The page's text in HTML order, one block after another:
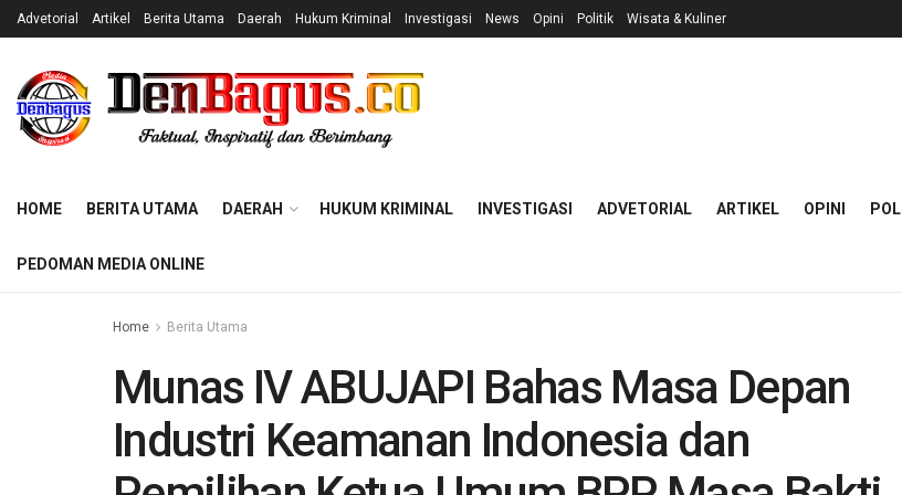
Advetorial Artikel Berita Utama Daerah Hukum Kriminal Investigasi News Opini Politik Wisata & Kuliner
HOME BERITA UTAMA DAERAH HUKUM KRIMINAL INVESTIGASI ADVETORIAL ARTIKEL OPINI
PEDOMAN MEDIA ONLINE
Home Berita Utama
Munas IV ABUJAPI Bahas Masa Depan
Industri Keamanan Indonesia dan